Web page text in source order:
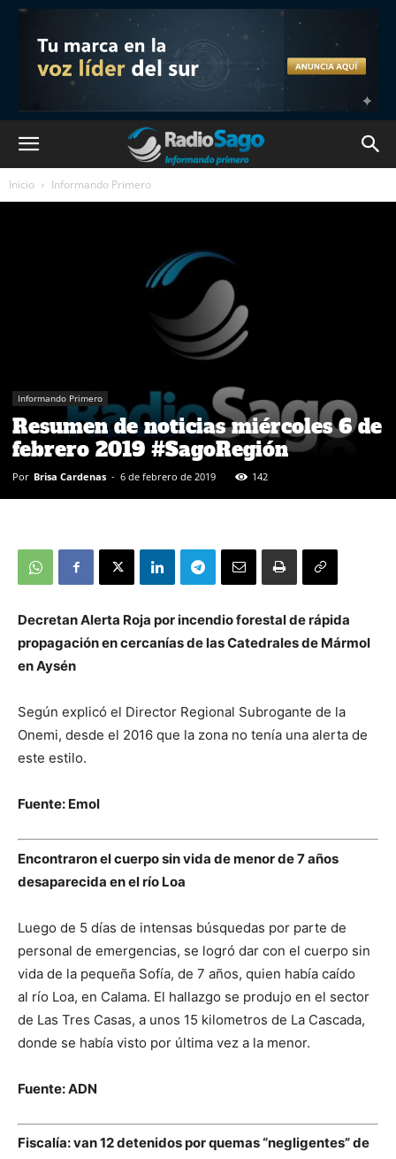
Inicio Informando Primero
Informando Primero
Resumen de noticias miércoles 6 de
febrero 2019 #SagoRegión
Por Brisa Cardenas - 6 de febrero de 2019 142
Decretan Alerta Roja por incendio forestal de rápida
propagación en cercanías de las Catedrales de Mármol
en Aysén
Según explicó el Director Regional Subrogante de la
Onemi, desde el 2016 que la zona no tenía una alerta de
este estilo.
Fuente: Emol
Encontraron el cuerpo sin vida de menor de 7 años
desaparecida en el río Loa
Luego de 5 días de intensas búsquedas por parte de
personal de emergencias, se logró dar con el cuerpo sin
vida de la pequeña Sofía, de 7 años, quien había caído
al río Loa, en Calama. El hallazgo se produjo en el sector
de Las Tres Casas, a unos 15 kilometros de La Cascada,
donde se había visto por última vez a la menor.
Fuente: ADN
Fiscalía: van 12 detenidos por quemas “negligentes” de